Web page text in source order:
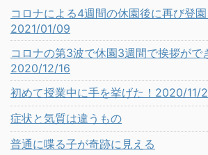
コロナによる4週間の休園後に再び登
2021/01/09
コロナの第3波で休園3週間で挨拶がで
2020/12/16
初めて授業中に手を挙げた！2020/11/
症状と気質は違うもの
普通に喋る子が奇跡に見える